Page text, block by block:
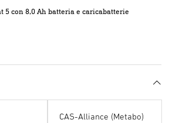
5 con 8,0 Ah batteria e caricabatterie
CAS-Alliance (Metabo)